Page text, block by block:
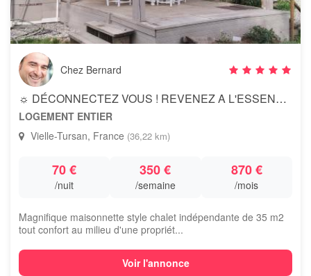
Chez Bernard
☼ DÉCONNECTEZ VOUS ! REVENEZ A L'ESSENTIEL ☼
LOGEMENT ENTIER
Vielle-Tursan, France (36,22 km)
70 €
/nuit
350 €
/semaine
870 €
/mois
Magnifique maisonnette style chalet indépendante de 35 m2
tout confort au milieu d'une propriét...
Voir l'annonce